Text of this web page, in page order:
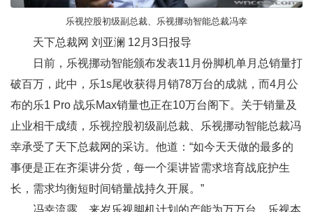
乐视控股初级副总裁、乐视挪动智能总裁冯幸
天下总裁网 刘亚澜 12月3日报导
日前，乐视挪动智能颁布发表11月份脚机单月总销量打
破百万，此中，乐1s尾收获得月销78万台的成就，而4月公
布的乐1 Pro 战乐Max销量也正在10万台阁下。关于销量及
止业相干成绩，乐视控股初级副总裁、乐视挪动智能总裁冯
幸承受了天下总裁网的采访。他道：“如今天天做的最多的
事便是正在齐渠讲分货，每一个渠讲皆需求培育战庇护生
长，需求均衡短时间销量战持久开展。”
冯幸流露，来岁乐视脚机计划的产能为万万台。乐视本